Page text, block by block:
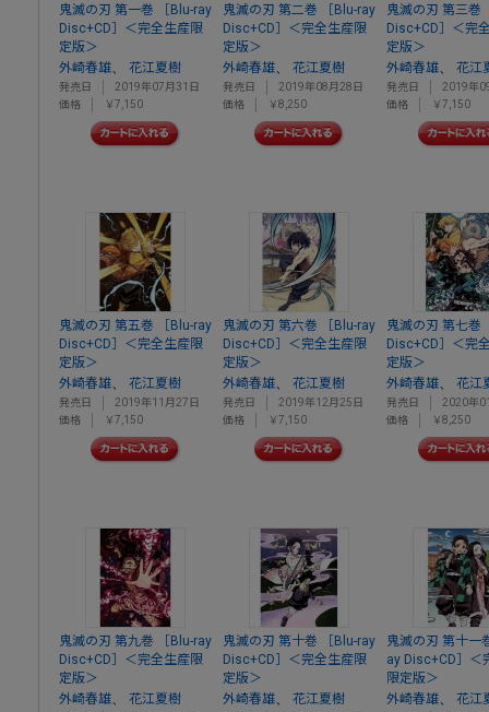
鬼滅の刃 第一巻 ［Blu-ray
Disc+CD］＜完全生産限
定版＞
外崎春雄
花江夏樹
発売日
2019年07月31日
価格
￥7,150
鬼滅の刃 第二巻 ［Blu-ray
Disc+CD］＜完全生産限
定版＞
外崎春雄
花江夏樹
発売日
2019年08月28日
価格
￥8,250
鬼滅の刃 第三巻
Disc+CD］＜完
定版＞
外崎春雄
花江
発売日
2019年
価格
￥7,150
鬼滅の刃 第五巻 ［Blu-ray
Disc+CD］＜完全生産限
定版＞
外崎春雄、 花江夏樹
発売日
2019年11月27日
価格
￥7,150
鬼滅の刃 第六巻 ［Blu-ray
Disc+CD］＜完全生産限
定版＞
外崎春雄、 花江夏樹
発売日
2019年12月25日
価格
￥7,150
鬼滅の刃 第七巻
Disc+CD］＜完
定版＞
外崎春雄、 花江
発売日
2020年
価格
￥8,250
鬼滅の刃 第九巻 ［Blu-ray
Disc+CD］＜完全生産限
定版＞
外崎春雄、 花江夏樹
鬼滅の刃 第十巻 ［Blu-ray
Disc+CD］＜完全生産限
定版＞
外崎春雄、 花江夏樹
鬼滅の刃 第十一
ay Disc+CD］＜
限定版＞
外崎春雄、 花江